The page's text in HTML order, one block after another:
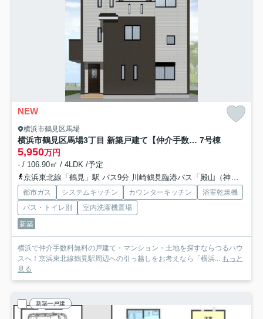
NEW
横浜市鶴見区馬場
横浜市鶴見区馬場3丁目 新築戸建て【仲介手数料無料】 7号棟
5,950万円
- / 106.90㎡ / 4LDK /予定
京浜東北線「鶴見」駅 バス9分 川崎鶴見臨港バス「殿山（神奈川県）」 停歩1分
都市ガス システムキッチン カウンターキッチン
浴室乾燥機
バス・トイレ別
室内洗濯機置場
新築
横浜で仲介手数料無料の戸建て・マンション・土地を探すならつるハウ
スへ！京浜東北線鶴見駅周辺への引っ越しをお考えなら「横浜... もっと
見る
新築一戸建